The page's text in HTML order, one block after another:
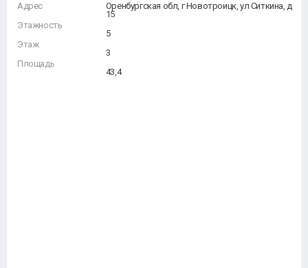
Адрес
Этажность
Этаж
Площадь
Оренбургская обл, г Новотроицк, ул Ситкина, д
15
5
3
43,4